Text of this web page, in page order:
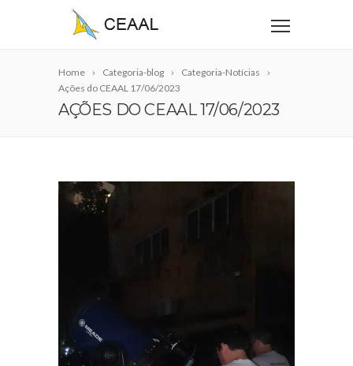
Home Categoria-blog
Categoria-Notícias
Ações do CEAAL 17/06/2023
AÇÕES DO CEAAL 17/06/2023